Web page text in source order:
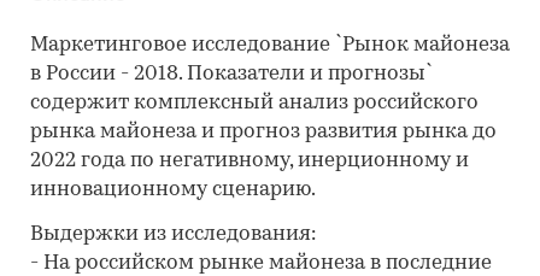
Маркетинговое исследование `Рынок майонеза
в России - 2018. Показатели и прогнозы`
содержит комплексный анализ российского
рынка майонеза и прогноз развития рынка до
2022 года по негативному, инерционному и
инновационному сценарию.
Выдержки из исследования:
- На российском рынке майонеза в последние